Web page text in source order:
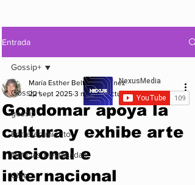
Entrada
Gossip+
gossip
Entretenimiento
Noticias Destacadas
Cine
Gossip+
Gondomar apoya la
cultura y exhibe arte
nacional e
internacional
María Esther Beltrán Martínez
22 sept 2025 3 min de lectura